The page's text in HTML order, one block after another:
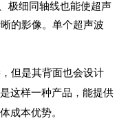
极细同轴线也能使超声
的影像。单个超声波
但是其背面也会设计
这样一种产品，能提供
成本优势。